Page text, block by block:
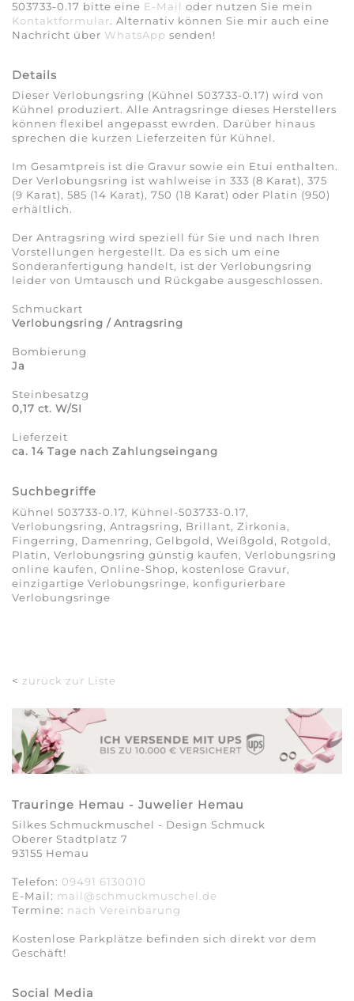
503733-0.17 bitte eine E-Mail oder nutzen Sie mein
Kontaktformular. Alternativ können Sie mir auch eine
Nachricht über WhatsApp senden!
Details
Dieser Verlobungsring (Kühnel 503733-0.17) wird von
Kühnel produziert. Alle Antragsringe dieses Herstellers
können flexibel angepasst ewrden. Darüber hinaus
sprechen die kurzen Lieferzeiten für Kühnel.
Im Gesamtpreis ist die Gravur sowie ein Etui enthalten.
Der Verlobungsring ist wahlweise in 333 (8 Karat), 375
(9 Karat), 585 (14 Karat), 750 (18 Karat) oder Platin (950)
erhältlich.
Der Antragsring wird speziell für Sie und nach Ihren
Vorstellungen hergestellt. Da es sich um eine
Sonderanfertigung handelt, ist der Verlobungsring
leider von Umtausch und Rückgabe ausgeschlossen.
Schmuckart
Verlobungsring / Antragsring
Bombierung
Ja
Steinbesatzg
0,17 ct. W/SI
Lieferzeit
ca. 14 Tage nach Zahlungseingang
Suchbegriffe
Kühnel 503733-0.17, Kühnel-503733-0.17,
Verlobungsring, Antragsring, Brillant, Zirkonia,
Fingerring, Damenring, Gelbgold, Weißgold, Rotgold,
Platin, Verlobungsring günstig kaufen, Verlobungsring
online kaufen, Online-Shop, kostenlose Gravur,
einzigartige Verlobungsringe, konfigurierbare
Verlobungsringe
< zurück zur Liste
Trauringe Hemau - Juwelier Hemau
Silkes Schmuckmuschel - Design Schmuck
Oberer Stadtplatz 7
93155 Hemau
Telefon: 09491 6130010
E-Mail: mail@schmuckmuschel.de
Termine: nach Vereinbarung​​​​​​​
Kostenlose Parkplätze befinden sich direkt vor dem
Geschäft!
Social Media